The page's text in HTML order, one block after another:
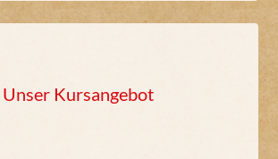
Unser Kursangebot